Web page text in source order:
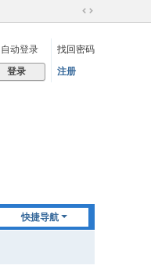
切
到
自动登录
找回密码
登录 注册
快捷导航